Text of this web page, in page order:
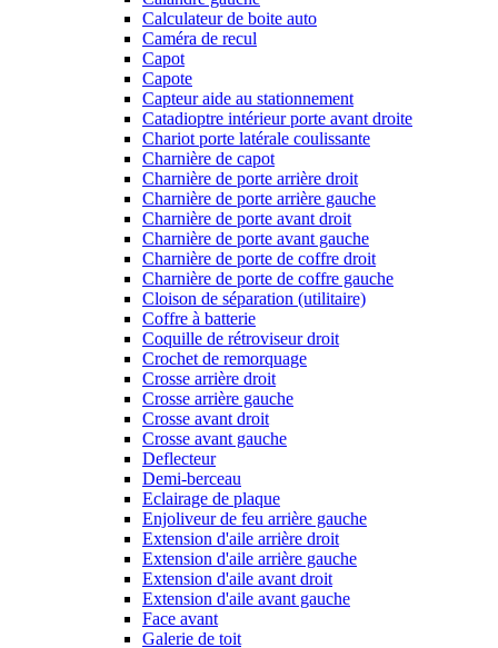
Calculateur de boite auto
Caméra de recul
Capot
Capote
Capteur aide au stationnement
Catadioptre intérieur porte avant droite
Chariot porte latérale coulissante
Charnière de capot
Charnière de porte arrière droit
Charnière de porte arrière gauche
Charnière de porte avant droit
Charnière de porte avant gauche
Charnière de porte de coffre droit
Charnière de porte de coffre gauche
Cloison de séparation (utilitaire)
Coffre à batterie
Coquille de rétroviseur droit
Crochet de remorquage
Crosse arrière droit
Crosse arrière gauche
Crosse avant droit
Crosse avant gauche
Deflecteur
Demi-berceau
Eclairage de plaque
Enjoliveur de feu arrière gauche
Extension d'aile arrière droit
Extension d'aile arrière gauche
Extension d'aile avant droit
Extension d'aile avant gauche
Face avant
Galerie de toit